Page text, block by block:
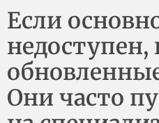
Если
Они часто